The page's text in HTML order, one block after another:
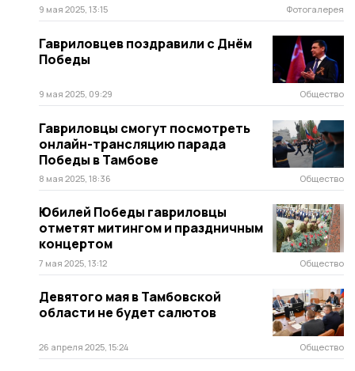
9 мая 2025, 13:15 Фотогалерея
Гавриловцев поздравили с Днём
Победы
9 мая 2025, 09:29 Общество
Гавриловцы смогут посмотреть
онлайн-трансляцию парада
Победы в Тамбове
8 мая 2025, 18:36 Общество
Юбилей Победы гавриловцы
отметят митингом и праздничным
концертом
7 мая 2025, 13:12 Общество
Девятого мая в Тамбовской
области не будет салютов
26 апреля 2025, 15:24 Общество